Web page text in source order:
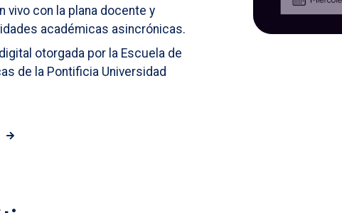
vivo con la plana docente y
académicas asincrónicas.
otorgada por la Escuela de
de la Pontificia Universidad